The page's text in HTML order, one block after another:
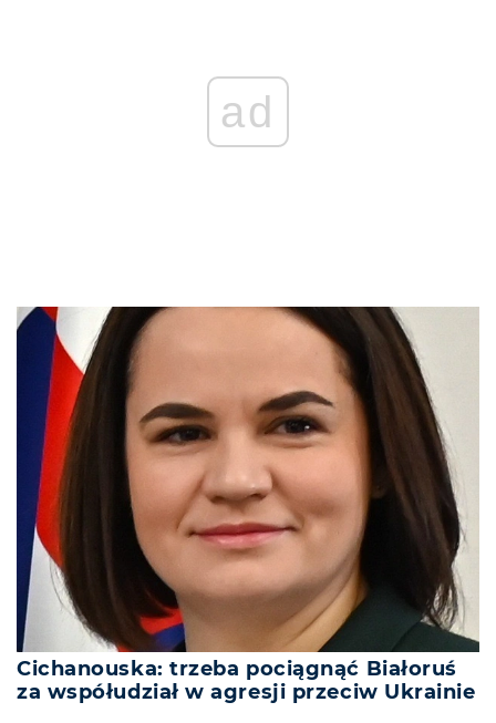
ad
Cichanouska: trzeba pociągnąć Białoruś
za współudział w agresji przeciw Ukrainie